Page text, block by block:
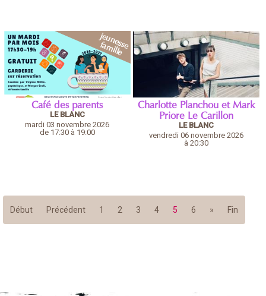
Café des parents
LE BLANC
mardi 03 novembre 2026
de 17:30 à 19:00
Charlotte Planchou et Mark
Priore Le Carillon
LE BLANC
vendredi 06 novembre 2026
à 20:30
Début Précédent 1 2 3 4 5 6 » Fin